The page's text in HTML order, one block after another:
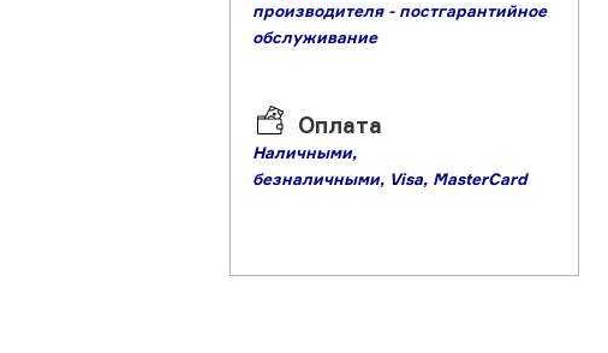
производителя - постгарантийное
обслуживание
Оплата
Наличными,
безналичными, Visa, MasterCard